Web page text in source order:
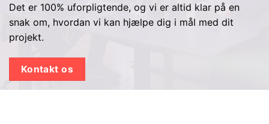
Det er 100% uforpligtende, og vi er altid klar på en
snak om, hvordan vi kan hjælpe dig i mål med dit
projekt.
Kontakt os